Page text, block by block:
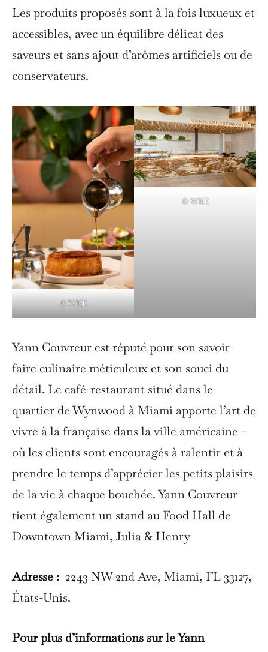
Les produits proposés sont à la fois luxueux et
accessibles, avec un équilibre délicat des
saveurs et sans ajout d’arômes artificiels ou de
conservateurs.
© WRE
© WRE
Yann Couvreur est réputé pour son savoir-
faire culinaire méticuleux et son souci du
détail. Le café-restaurant situé dans le
quartier de Wynwood à Miami apporte l’art de
vivre à la française dans la ville américaine –
où les clients sont encouragés à ralentir et à
prendre le temps d’apprécier les petits plaisirs
de la vie à chaque bouchée. Yann Couvreur
tient également un stand au Food Hall de
Downtown Miami, Julia & Henry
Adresse : 2243 NW 2nd Ave, Miami, FL 33127,
États-Unis.
Pour plus d’informations sur le Yann